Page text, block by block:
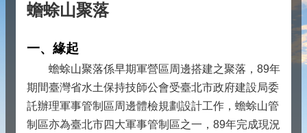
蟾蜍山聚落
一、緣起
蟾蜍山聚落係早期軍營區周邊搭建之聚落，89年
期間臺灣省水土保持技師公會受臺北市政府建設局委
託辦理軍事管制區周邊體檢規劃設計工作，蟾蜍山管
制區亦為臺北市四大軍事管制區之一，89年完成現況